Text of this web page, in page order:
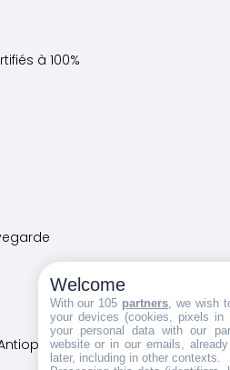
à 100%
13600 La Ciotat
Welcome
With our 105 partners , we wish
your devices (cookies, pixels
your personal data with our
website or in our emails,
later, including in other contexts.